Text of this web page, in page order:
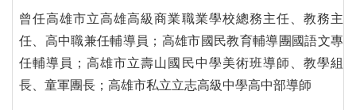
曾任高雄市立高雄高級商業職業學校總務主任、教務主
任、高中職兼任輔導員；高雄市國民教育輔導團國語文專
任輔導員；高雄市立壽山國民中學美術班導師、教學組
長、童軍團長；高雄市私立立志高級中學高中部導師